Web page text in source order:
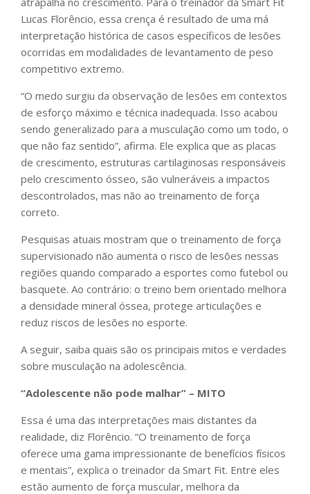
Lucas Florêncio, essa crença é resultado de uma má
interpretação histórica de casos específicos de lesões
ocorridas em modalidades de levantamento de peso
competitivo extremo.
“O medo surgiu da observação de lesões em contextos
de esforço máximo e técnica inadequada. Isso acabou
sendo generalizado para a musculação como um todo, o
que não faz sentido”, afirma. Ele explica que as placas
de crescimento, estruturas cartilaginosas responsáveis
pelo crescimento ósseo, são vulneráveis a impactos
descontrolados, mas não ao treinamento de força
correto.
Pesquisas atuais mostram que o treinamento de força
supervisionado não aumenta o risco de lesões nessas
regiões quando comparado a esportes como futebol ou
basquete. Ao contrário: o treino bem orientado melhora
a densidade mineral óssea, protege articulações e
reduz riscos de lesões no esporte.
A seguir, saiba quais são os principais mitos e verdades
sobre musculação na adolescência.
“Adolescente não pode malhar” – MITO
Essa é uma das interpretações mais distantes da
realidade, diz Florêncio. “O treinamento de força
oferece uma gama impressionante de benefícios físicos
e mentais”, explica o treinador da Smart Fit. Entre eles
estão aumento de força muscular, melhora da